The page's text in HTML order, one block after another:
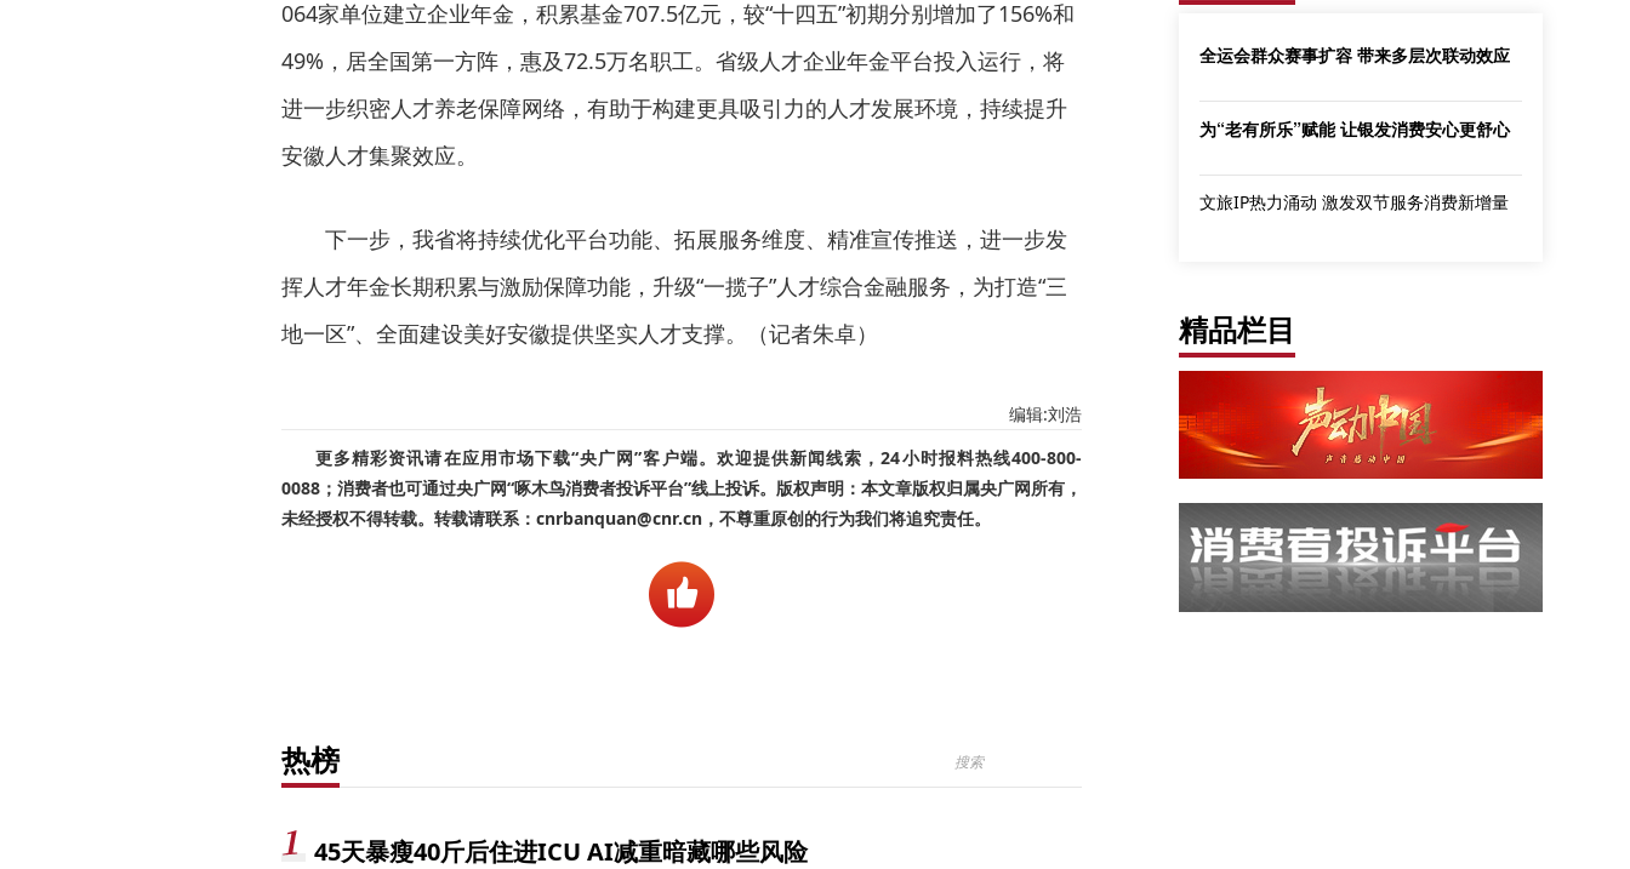
064家单位建立企业年金，积累基金707.5亿元，较“十四五”初期分别增加了156%和
49%，居全国第一方阵，惠及72.5万名职工。省级人才企业年金平台投入运行，将
进一步织密人才养老保障网络，有助于构建更具吸引力的人才发展环境，持续提升
安徽人才集聚效应。
下一步，我省将持续优化平台功能、拓展服务维度、精准宣传推送，进一步发
挥人才年金长期积累与激励保障功能，升级“一揽子”人才综合金融服务，为打造“三
地一区”、全面建设美好安徽提供坚实人才支撑。（记者朱卓）
编辑:刘浩
更多精彩资讯请在应用市场下载“央广网”客户端。欢迎提供新闻线索，24小时报料热线400-800-
0088；消费者也可通过央广网“啄木鸟消费者投诉平台”线上投诉。版权声明：本文章版权归属央广网所有，
未经授权不得转载。转载请联系：cnrbanquan@cnr.cn，不尊重原创的行为我们将追究责任。
热榜
45天暴瘦40斤后住进ICU AI减重暗藏哪些风险
全运会群众赛事扩容 带来多层次联动效应
为“老有所乐”赋能 让银发消费安心更舒心
文旅IP热力涌动 激发双节服务消费新增量
精品栏目